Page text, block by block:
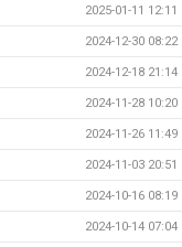
2025-01-11 12:11
2024-12-30 08:22
2024-12-18 21:14
2024-11-28 10:20
2024-11-26 11:49
2024-11-03 20:51
2024-10-16 08:19
2024-10-14 07:04